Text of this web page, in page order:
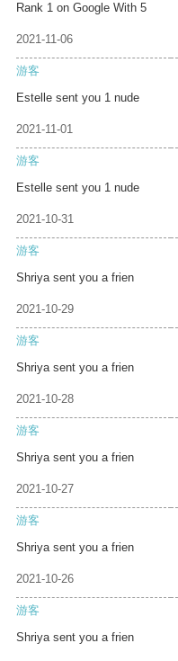
Rank 1 on Google With 5
2021-11-06
游客
Estelle sent you 1 nude
2021-11-01
游客
Estelle sent you 1 nude
2021-10-31
游客
Shriya sent you a frien
2021-10-29
游客
Shriya sent you a frien
2021-10-28
游客
Shriya sent you a frien
2021-10-27
游客
Shriya sent you a frien
2021-10-26
游客
Shriya sent you a frien